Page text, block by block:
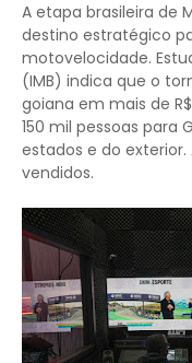
A etapa brasileira de
destino estratégico
motovelocidade.
(IMB) indica que o
goiana em mais de
150 mil pessoas para
estados e do
vendidos.